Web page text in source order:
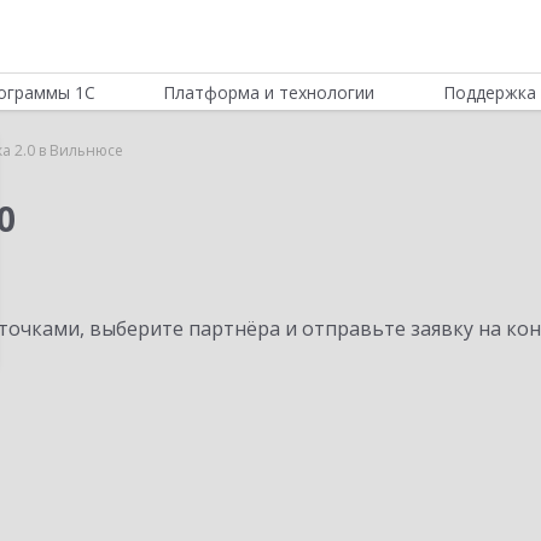
1С Платформа и технологии Поддержка
2.0 в Вильнюсе
выберите партнёра и отправьте заявку на